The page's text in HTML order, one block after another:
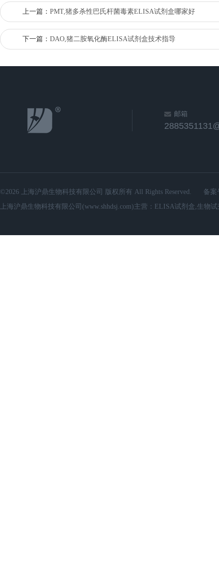
上一篇： PMT,猪多杀性巴氏杆菌毒素ELISA试剂盒哪家好
下一篇： DAO,猪二胺氧化酶ELISA试剂盒技术指导
邮箱
©2026 上海沪鼎生物科技有限公司 版权所有 All Rights Reserved.
备案
上海沪鼎生物科技有限公司(www.shhdsj.com)主营：ELISA试剂盒,生物